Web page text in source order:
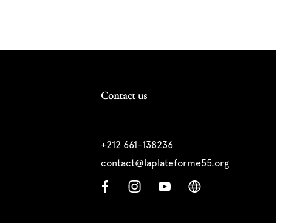
Contact us
+212 661-138236
contact@laplateforme55.org